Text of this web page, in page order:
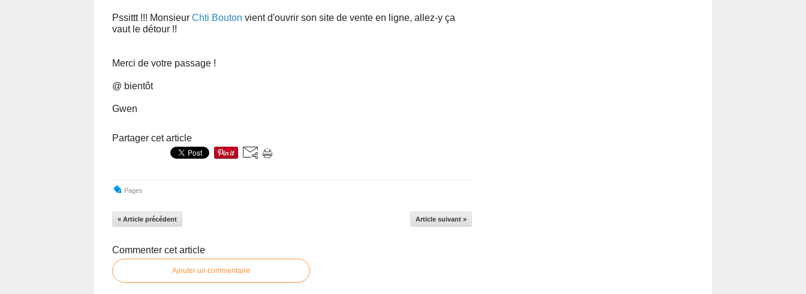
Pssittt !!! Monsieur Chti Bouton vient d'ouvrir son site de vente en ligne, allez-y ça
vaut le détour !!
Merci de votre passage !
@ bientôt
Gwen
Partager cet article
Pages
« Article précédent Article suivant »
Commenter cet article
Ajouter un commentaire